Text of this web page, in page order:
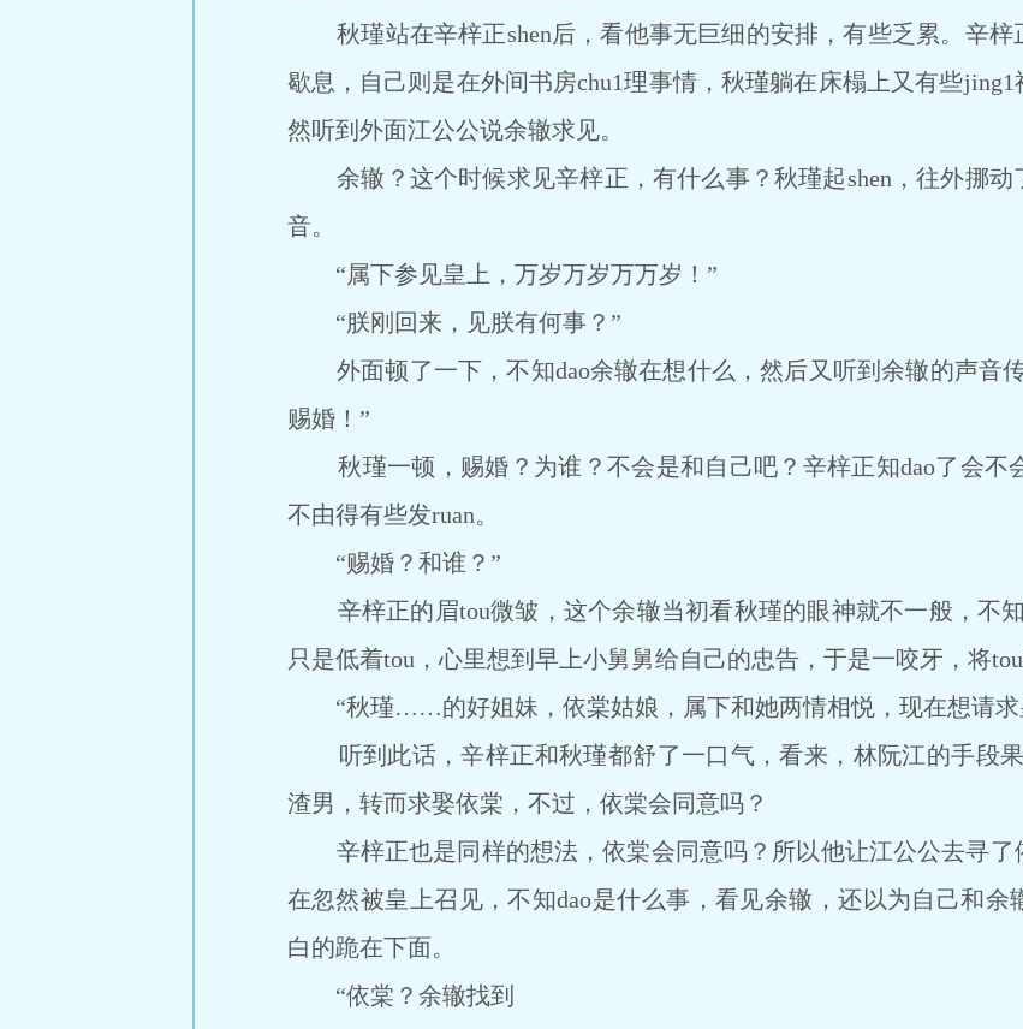
秋瑾站在辛梓正shen后，看他事无巨细的安排，有些乏累。辛梓
歇息，自己则是在外间书房chu1理事情，秋瑾躺在床榻上又有些
然听到外面江公公说余辙求见。
余辙？这个时候求见辛梓正，有什么事？秋瑾起shen，往外挪动
音。
“属下参见皇上，万岁万岁万万岁！”
“朕刚回来，见朕有何事？”
外面顿了一下，不知dao余辙在想什么，然后又听到余辙的声音
赐婚！”
秋瑾一顿，赐婚？为谁？不会是和自己吧？辛梓正知dao了会不
不由得有些发ruan。
“赐婚？和谁？”
辛梓正的眉tou微皱，这个余辙当初看秋瑾的眼神就不一般，不
只是低着tou，心里想到早上小舅舅给自己的忠告，于是一咬牙，将tou
“秋瑾……的好姐妹，依棠姑娘，属下和她两情相悦，现在想请求
听到此话，辛梓正和秋瑾都舒了一口气，看来，林阮江的手段果
渣男，转而求娶依棠，不过，依棠会同意吗？
辛梓正也是同样的想法，依棠会同意吗？所以他让江公公去寻了
在忽然被皇上召见，不知dao是什么事，看见余辙，还以为自己和
白的跪在下面。
“依棠？余辙找到